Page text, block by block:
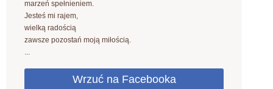
marzeń spełnieniem.
Jesteś mi rajem,
wielką radością
zawsze pozostań moją miłością.
...